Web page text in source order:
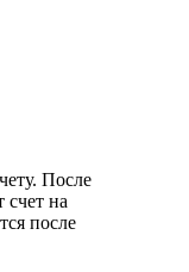
После
счет на
после